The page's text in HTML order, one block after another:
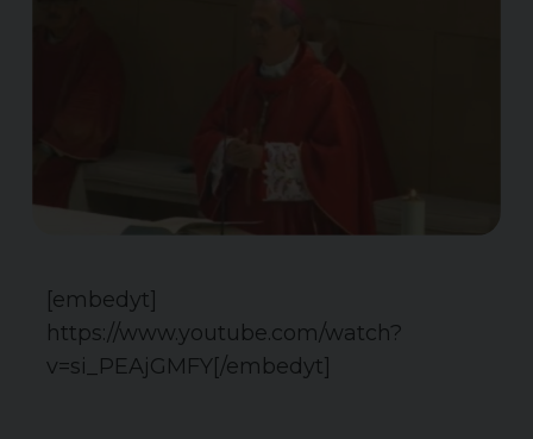
[embedyt]
https://www.youtube.com/watch?
v=si_PEAjGMFY[/embedyt]